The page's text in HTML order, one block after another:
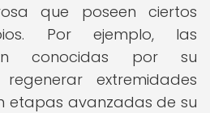
que poseen ciertos
Por ejemplo, las
conocidas por su
extremidades
etapas avanzadas de su